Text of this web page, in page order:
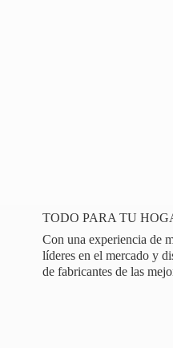
TODO PARA TU
Con una experiencia de
líderes en el mercado y
de fabricantes de las